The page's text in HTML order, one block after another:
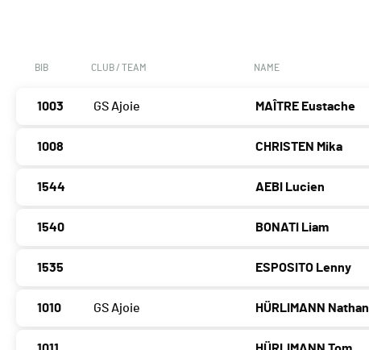
BIB CLUB / TEAM NAME
1003 GS Ajoie MAÎTRE Eustache
1008 CHRISTEN Mika
1544 AEBI Lucien
1540 BONATI Liam
1535 ESPOSITO Lenny
1010 GS Ajoie HÜRLIMANN Nathan